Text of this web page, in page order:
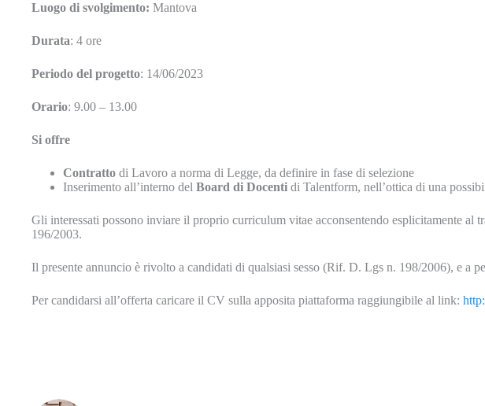
Luogo di svolgimento: Mantova
Durata: 4 ore
Periodo del progetto: 14/06/2023
Orario: 9.00 – 13.00
Si offre
Contratto di Lavoro a norma di Legge, da definire in fase di selezione
Inserimento all’interno del Board di Docenti di Talentform, nell’ottica di una
Gli interessati possono inviare il proprio curriculum vitae acconsentendo esplicitamente
196/2003.
Il presente annuncio è rivolto a candidati di qualsiasi sesso (Rif. D. Lgs n. 198/2006), e a
Per candidarsi all’offerta caricare il CV sulla apposita piattaforma raggiungibile al link: